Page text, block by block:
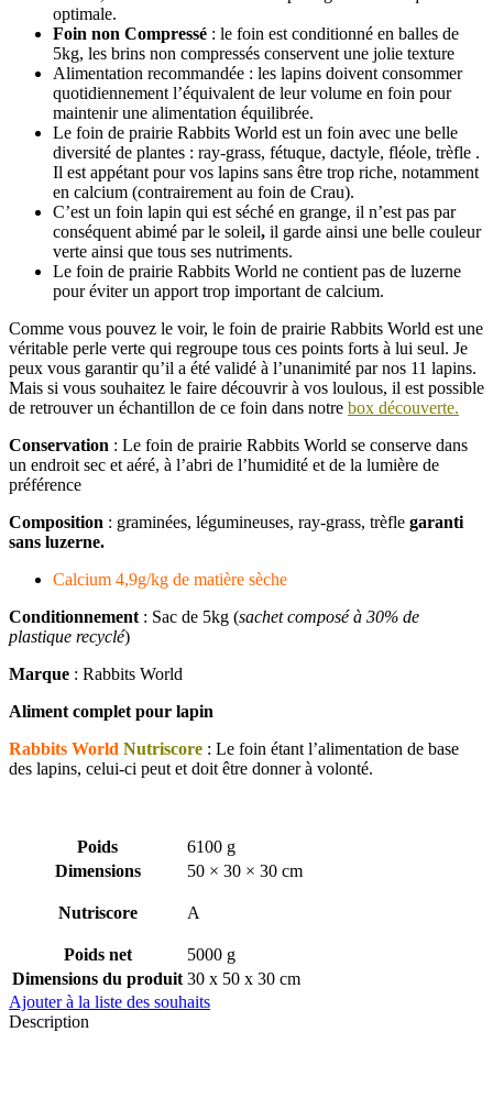
optimale.
Foin non Compressé : le foin est conditionné en balles de
5kg, les brins non compressés conservent une jolie texture
Alimentation recommandée : les lapins doivent consommer
quotidiennement l’équivalent de leur volume en foin pour
maintenir une alimentation équilibrée.
Le foin de prairie Rabbits World est un foin avec une belle
diversité de plantes : ray-grass, fétuque, dactyle, fléole, trèfle .
Il est appétant pour vos lapins sans être trop riche, notamment
en calcium (contrairement au foin de Crau).
C’est un foin lapin qui est séché en grange, il n’est pas par
conséquent abimé par le soleil, il garde ainsi une belle couleur
verte ainsi que tous ses nutriments.
Le foin de prairie Rabbits World ne contient pas de luzerne
pour éviter un apport trop important de calcium.
Comme vous pouvez le voir, le foin de prairie Rabbits World est une
véritable perle verte qui regroupe tous ces points forts à lui seul. Je
peux vous garantir qu’il a été validé à l’unanimité par nos 11 lapins.
Mais si vous souhaitez le faire découvrir à vos loulous, il est possible
de retrouver un échantillon de ce foin dans notre box découverte.
Conservation : Le foin de prairie Rabbits World se conserve dans
un endroit sec et aéré, à l’abri de l’humidité et de la lumière de
préférence
Composition : graminées, légumineuses, ray-grass, trèfle garanti
sans luzerne.
Calcium 4,9g/kg de matière sèche
Conditionnement : Sac de 5kg (sachet composé à 30% de
plastique recyclé)
Marque : Rabbits World
Aliment complet pour lapin
Rabbits World Nutriscore : Le foin étant l’alimentation de base
des lapins, celui-ci peut et doit être donner à volonté.
Poids
6100 g
Dimensions
50 × 30 × 30 cm
Nutriscore A
Poids net
5000 g
Dimensions du produit 30 x 50 x 30 cm
Ajouter à la liste des souhaits
Description